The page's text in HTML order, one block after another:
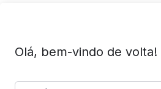
Olá, bem-vindo de volta!